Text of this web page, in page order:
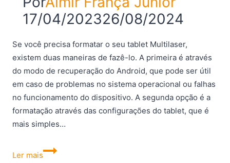
17/04/202326/08/2024
Se você precisa formatar o seu tablet Multilaser,
existem duas maneiras de fazê-lo. A primeira é através
do modo de recuperação do Android, que pode ser útil
em caso de problemas no sistema operacional ou falhas
no funcionamento do dispositivo. A segunda opção é a
formatação através das configurações do tablet, que é
mais simples…
Ler mais
Como